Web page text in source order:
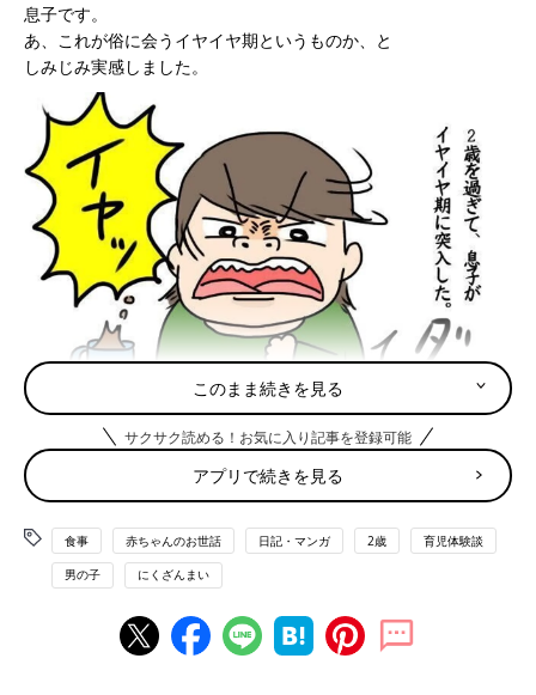
息子です。
あ、これが俗に会うイヤイヤ期というものか、と
しみじみ実感しました。
このまま続きを見る
サクサク読める！お気に入り記事を登録可能
アプリで続きを見る
食事 赤ちゃんのお世話 日記・マンガ 2歳 育児体験談
男の子 にくざんまい